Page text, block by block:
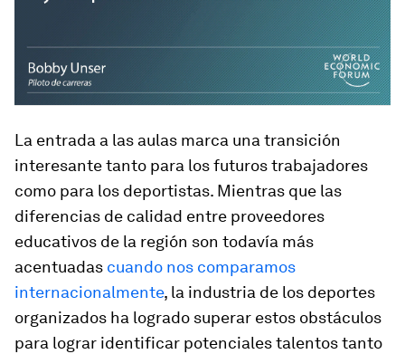
La entrada a las aulas marca una transición
interesante tanto para los futuros trabajadores
como para los deportistas. Mientras que las
diferencias de calidad entre proveedores
educativos de la región son todavía más
acentuadas cuando nos comparamos
internacionalmente, la industria de los deportes
organizados ha logrado superar estos obstáculos
para lograr identificar potenciales talentos tanto